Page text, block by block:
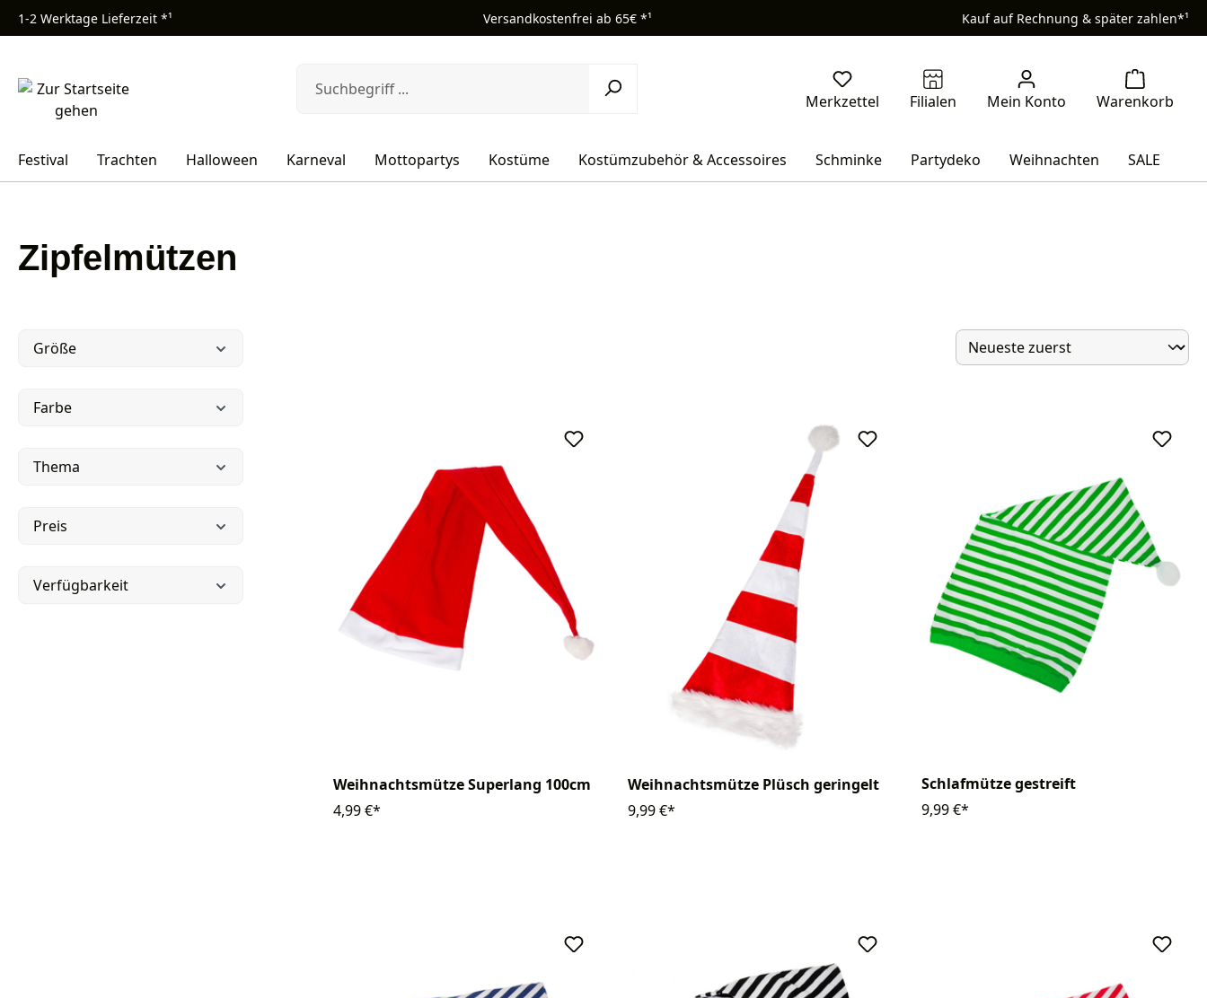
Hauptinhalt springen
Zur Suche springen
Zur Hauptnavigation springen
1-2 Werktage Lieferzeit *¹ Versandkostenfrei ab 65€ *¹ Kauf auf Rechnung & später zahlen*¹
Festival Trachten Halloween Karneval Mottopartys Kostüme Kostümzubehör & Accessoires Schminke Partydeko Weihnachten SALE
Zipfelmützen
Größe
Farbe
Thema
Preis
Verfügbarkeit
Weihnachtsmütze Superlang 100cm
4,99 €*
Weihnachtsmütze Plüsch geringelt
9,99 €*
Schlafmütze gestreift
9,99 €*